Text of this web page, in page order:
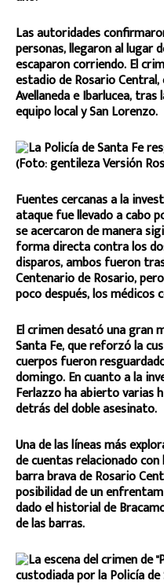
Las autoridades
personas, llegaron al lugar
escaparon corriendo. El
estadio de Rosario Central,
Avellaneda e Ibarlucea,
equipo local y San Lorenzo.
Fuentes cercanas a la
ataque fue llevado a cabo
se acercaron de manera
forma directa contra los
disparos, ambos fueron
Centenario de Rosario,
poco después, los
El crimen desató una gran
Santa Fe, que reforzó la
cuerpos fueron
domingo. En cuanto a la
Ferlazzo ha abierto varias
detrás del doble asesinato.
Una de las líneas más
de cuentas relacionado
barra brava de Rosario
posibilidad de un
dado el historial de
de las barras.